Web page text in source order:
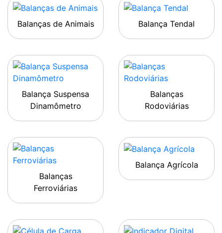
Balanças de Animais Balança Tendal
Balança Suspensa
Dinamômetro
Balanças
Rodoviárias
Balanças
Ferroviárias
Balança Agrícola